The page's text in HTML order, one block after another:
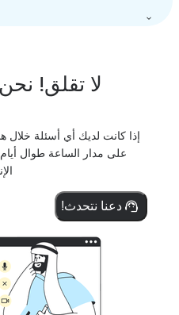
لا تقلق! نحن
إذا كانت لديك أي أسئلة خلال هذه
على مدار الساعة طوال أيام
الإنترنت.
دعنا نتحدث!